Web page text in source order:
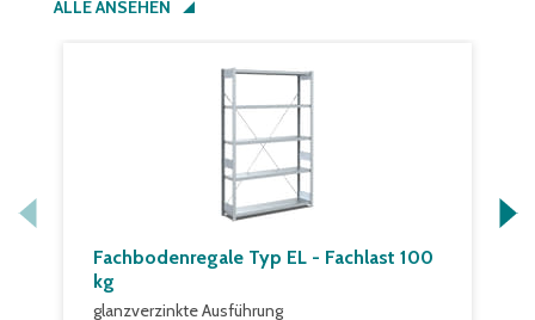
ALLE ANSEHEN
Fachbodenregale Typ EL - Fachlast 100
kg
glanzverzinkte Ausführung